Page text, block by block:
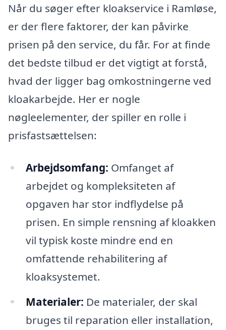
Når du søger efter kloakservice i Ramløse,
er der flere faktorer, der kan påvirke
prisen på den service, du får. For at finde
det bedste tilbud er det vigtigt at forstå,
hvad der ligger bag omkostningerne ved
kloakarbejde. Her er nogle
nøgleelementer, der spiller en rolle i
prisfastsættelsen:
Arbejdsomfang: Omfanget af
arbejdet og kompleksiteten af
opgaven har stor indflydelse på
prisen. En simple rensning af kloakken
vil typisk koste mindre end en
omfattende rehabilitering af
kloaksystemet.
Materialer: De materialer, der skal
bruges til reparation eller installation,